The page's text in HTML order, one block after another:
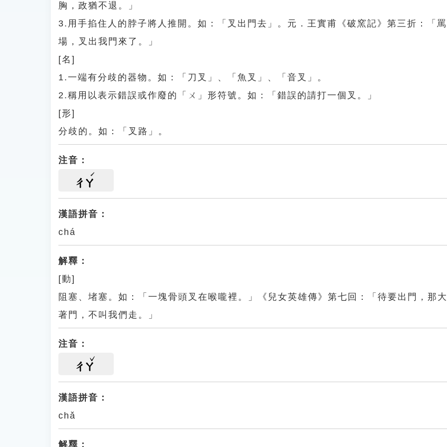
胸，政猶不退。」
3.用手掐住人的脖子將人推開。如：「叉出門去」。元．王實甫《破窯記》第三折：「
場，叉出我門來了。」
[名]
1.一端有分歧的器物。如：「刀叉」、「魚叉」、「音叉」。
2.稱用以表示錯誤或作廢的「ㄨ」形符號。如：「錯誤的請打一個叉。」
[形]
分歧的。如：「叉路」。
注音：
ㄔㄚ
漢語拼音：
chá
解釋：
[動]
阻塞、堵塞。如：「一塊骨頭叉在喉嚨裡。」《兒女英雄傳》第七回：「待要出門，那
著門，不叫我們走。」
注音：
ㄔㄚ
漢語拼音：
chǎ
解釋：